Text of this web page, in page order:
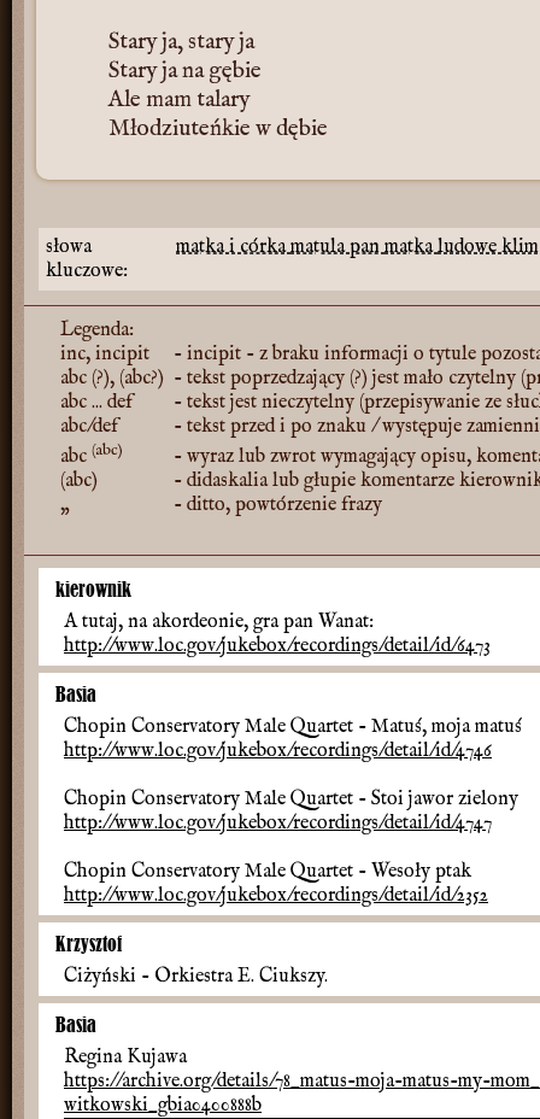
Stary ja, stary ja
Stary ja na gębie
Ale mam talary
Młodziuteńkie w dębie
słowa
kluczowe:
matka i córkamatulapanmatkaludowe
Legenda:
inc, incipit
- incipit - z braku informacji o tytule
abc (?), (abc?) - tekst poprzedzający (?) jest mało czytelny
abc ... def
- tekst jest nieczytelny (przepisywanie ze
abc/def
- tekst przed i po znaku / występuje
abc (abc)
- wyraz lub zwrot wymagający opisu,
(abc)
- didaskalia lub głupie komentarze
„
- ditto, powtórzenie frazy
kierownik
A tutaj, na akordeonie, gra pan Wanat:
http://www.loc.gov/jukebox/recordings/detail/id/6473
Basia
Chopin Conservatory Male Quartet - Matuś, moja matuś
http://www.loc.gov/jukebox/recordings/detail/id/4746
Chopin Conservatory Male Quartet - Stoi jawor zielony
http://www.loc.gov/jukebox/recordings/detail/id/4747
Chopin Conservatory Male Quartet - Wesoły ptak
http://www.loc.gov/jukebox/recordings/detail/id/2352
Krzysztof
Ciżyński - Orkiestra E. Ciukszy.
Basia
Regina Kujawa
https://archive.org/details/78_matus-moja-matus-my-
witkowski_gbia0400888b